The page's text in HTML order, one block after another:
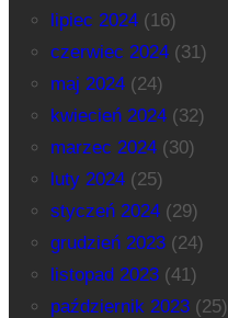
lipiec 2024(16)
czerwiec 2024(31)
maj 2024(24)
kwiecień 2024(32)
marzec 2024(30)
luty 2024(25)
styczeń 2024(29)
grudzień 2023(24)
listopad 2023(41)
październik 2023(25)